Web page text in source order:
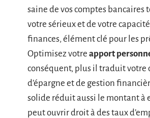
saine de vos comptes bancaires
votre sérieux et de votre
finances, élément clé pour les
Optimisez votre apport
conséquent, plus il traduit votre
d’épargne et de gestion
solide réduit aussi le montant à
peut ouvrir droit à des taux